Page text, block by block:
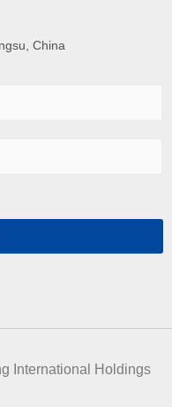
China
International Holdings